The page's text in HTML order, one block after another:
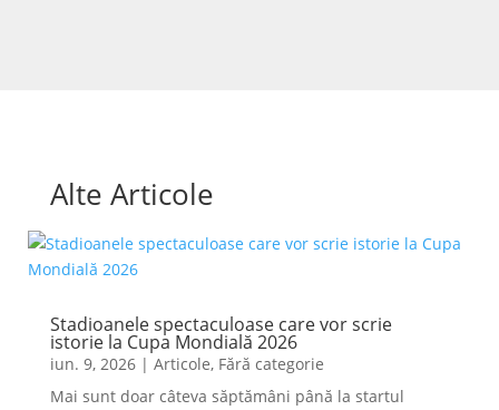
Alte Articole
Stadioanele spectaculoase care vor scrie
istorie la Cupa Mondială 2026
iun. 9, 2026| Articole, Fără categorie
Mai sunt doar câteva săptămâni până la startul